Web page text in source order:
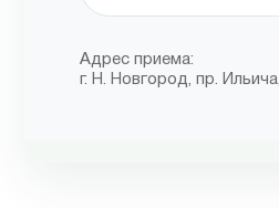
Адрес приема:
г. Н. Новгород, пр.